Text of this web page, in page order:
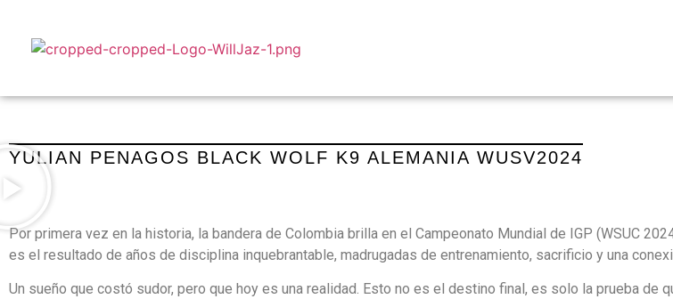
YULIAN PENAGOS BLACK WOLF K9 ALEMANIA WUSV2024
Por primera vez en la historia, la bandera de Colombia brilla en el Campeonato Mundial de IGP (WSUC
es el resultado de años de disciplina inquebrantable, madrugadas de entrenamiento, sacrificio y una
Un sueño que costó sudor, pero que hoy es una realidad. Esto no es el destino final, es solo la prueba de